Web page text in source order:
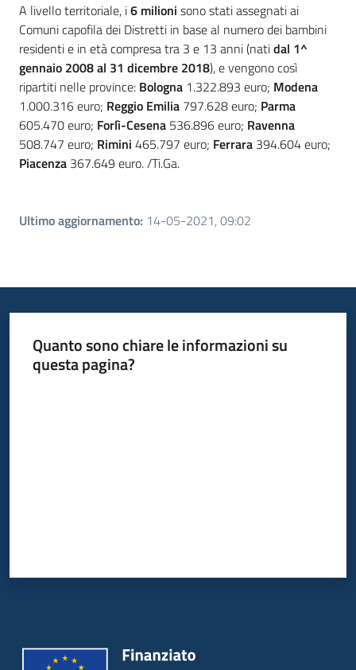
A livello territoriale, i6 milioni sono stati assegnati ai
Comuni capofila dei Distretti in base al numero dei bambini
residenti e in età compresa tra 3 e 13 anni (natidal 1^
gennaio 2008 al 31 dicembre 2018), e vengono così
ripartiti nelle province: Bologna 1.322.893 euro; Modena
1.000.316 euro; Reggio Emilia 797.628 euro; Parma
605.470 euro; Forlì-Cesena 536.896 euro; Ravenna
508.747 euro; Rimini 465.797 euro; Ferrara 394.604 euro;
Piacenza 367.649 euro. /Ti.Ga.
Ultimo aggiornamento: 14-05-2021, 09:02
Quanto sono chiare le informazioni su
questa pagina?